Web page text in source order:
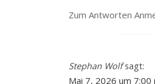
Zum Antworten
Stephan Wolf sagt:
Mai 7, 2026 um 7:00